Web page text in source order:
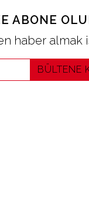
ABONE
haber almak
BÜLTENE